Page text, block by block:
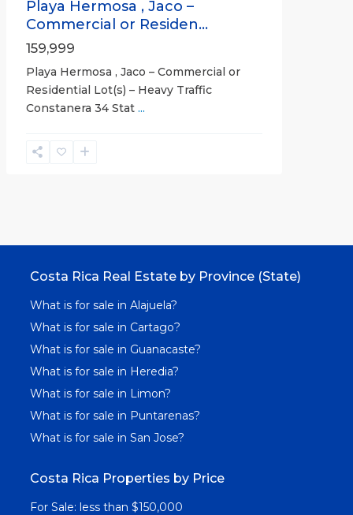
Playa Hermosa , Jaco –
Commercial or Residen...
159,999
Playa Hermosa , Jaco – Commercial or
Residential Lot(s) – Heavy Traffic
Constanera 34 Stat ...
Costa Rica Real Estate by Province (State)
What is for sale in Alajuela?
What is for sale in Cartago?
What is for sale in Guanacaste?
What is for sale in Heredia?
What is for sale in Limon?
What is for sale in Puntarenas?
What is for sale in San Jose?
Costa Rica Properties by Price
For Sale: less than $150,000